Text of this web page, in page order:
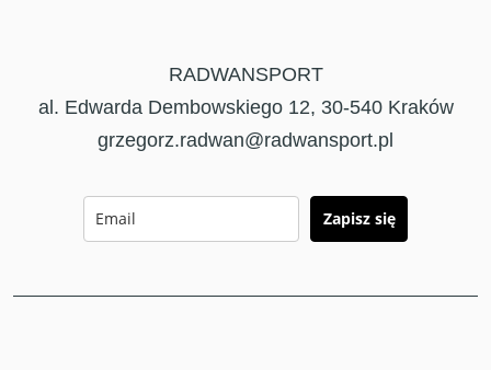
RADWANSPORT
al. Edwarda Dembowskiego 12, 30-540 Kraków
grzegorz.radwan@radwansport.pl
Zapisz się